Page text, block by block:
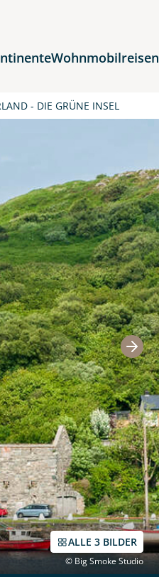
Wohnmobilreisen
Reiseziele
Nordamerika
- DIE GRÜNE INSEL
ALLE 3 BILDER
© Big Smoke Studio